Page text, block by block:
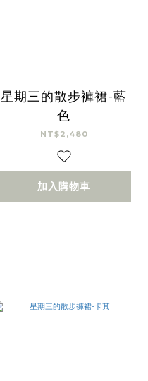
星期三的散步褲裙-藍
色
NT$2,480
加入購物車